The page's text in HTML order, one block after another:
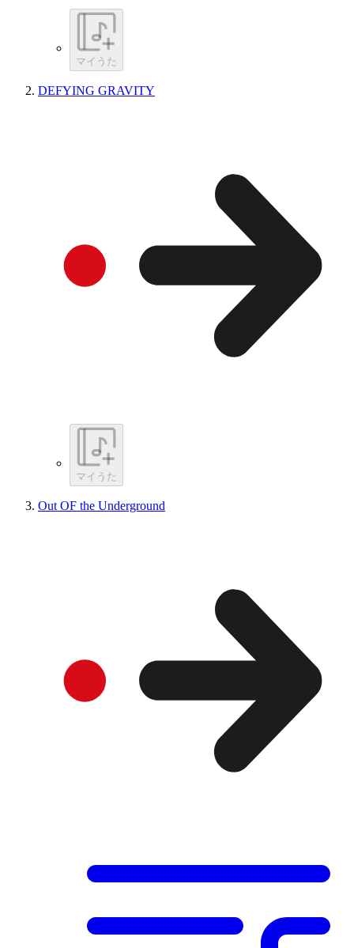
マイうた
DEFYING GRAVITY
マイうた
Out OF the Underground